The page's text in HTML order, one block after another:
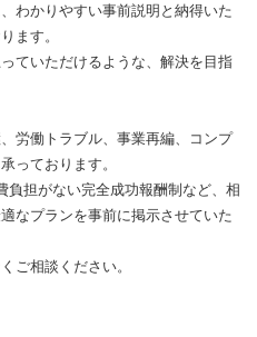
わかりやすい事前説明と納得いた
ます。
ていただけるような、解決を目指
労働トラブル、事業再編、コンプ
っております。
負担がない完全成功報酬制など、相
なプランを事前に掲示させていた
ご相談ください。